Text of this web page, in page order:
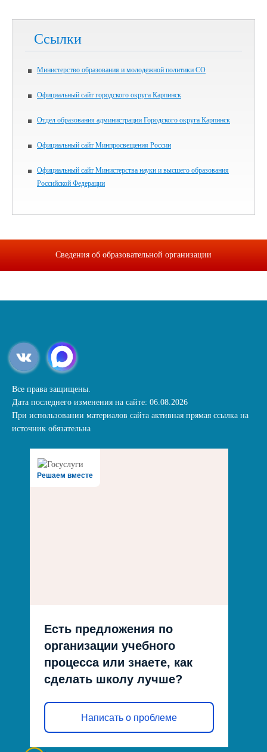
Ссылки
Министерство образования и молодежной политики СО
Официальный сайт городского округа Карпинск
Отдел образования администрации Городского округа Карпинск
Официальный сайт Минпросвещения России
Официальный сайт Министерства науки и высшего образования
Российской Федерации
Сведения об образовательной организации
Все права защищены.
Дата последнего изменения на сайте: 06.08.2026
При использовании материалов сайта активная прямая ссылка на
источник обязательна
Решаем вместе
Есть предложения по
организации учебного
процесса или знаете, как
сделать школу лучше?
Написать о проблеме